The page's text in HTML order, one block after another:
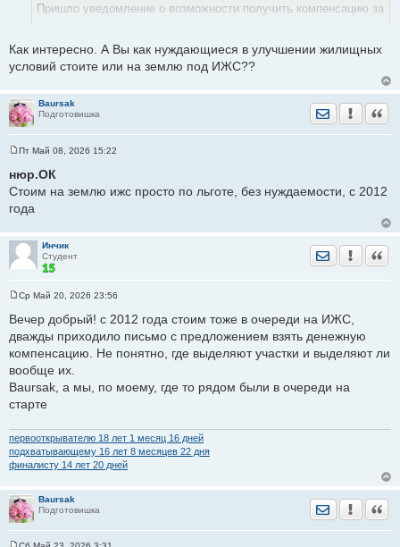
Пришло уведомление о возможности получить компенсацию за
понять, можно ли вложить их в имеющуюся ипотеку или
использовать как первоначальный взнос на покупку квартиры
Дозвониться три дня не могу по указанным номерам. А
съездить нет возможности
Как интересно. А Вы как нуждающиеся в улучшении жилищных
условий стоите или на землю под ИЖС??
Baursak
Подготовишка
Отправить
о
б
е
и
е
Пт Май 08, 2026 15:22
нюр.ОК
Стоим на землю ижс просто по льготе, без нуждаемости, с 2012
года
Инчик
Студент
Отправить
о
б
е
н
е
Ср Май 20, 2026 23:56
Вечер добрый! с 2012 года стоим тоже в очереди на ИЖС,
дважды приходило письмо с предложением взять денежную
компенсацию. Не понятно, где выделяют участки и выделяют ли
вообще их.
Baursak, а мы, по моему, где то рядом были в очереди на
старте
первооткрывателю 18 лет 1 месяц 16 дней
подхватывающему 16 лет 8 месяцев 22 дня
финалисту 14 лет 20 дней
Baursak
Подготовишка
Отправить